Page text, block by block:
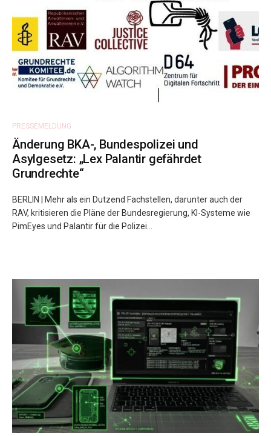
PRESSEMELDUNG
Änderung BKA-, Bundespolizei und
Asylgesetz: „Lex Palantir gefährdet
Grundrechte“
BERLIN | Mehr als ein Dutzend Fachstellen, darunter auch der
RAV, kritisieren die Pläne der Bundesregierung, KI-Systeme wie
PimEyes und Palantir für die Polizei...